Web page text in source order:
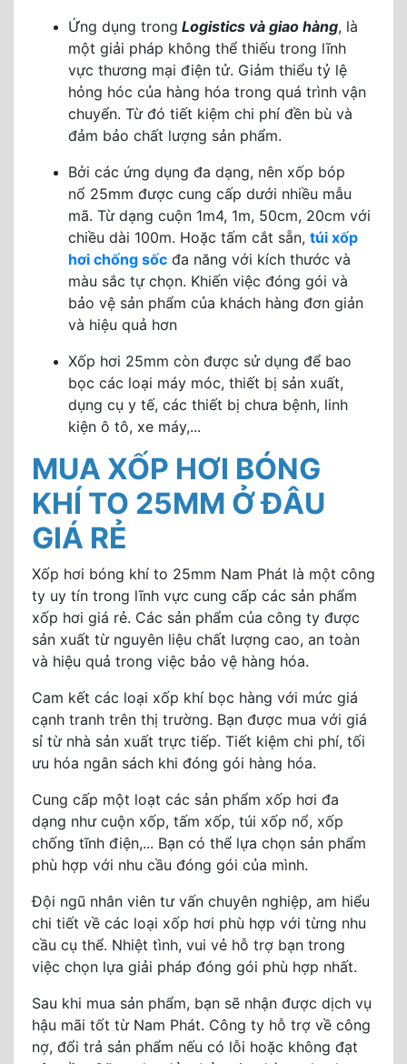
Ứng dụng trong Logistics và giao hàng, là
một giải pháp không thể thiếu trong lĩnh
vực thương mại điện tử. Giảm thiểu tỷ lệ
hỏng hóc của hàng hóa trong quá trình vận
chuyển. Từ đó tiết kiệm chi phí đền bù và
đảm bảo chất lượng sản phẩm.
Bởi các ứng dụng đa dạng, nên xốp bóp
nổ 25mm được cung cấp dưới nhiều mẫu
mã. Từ dạng cuộn 1m4, 1m, 50cm, 20cm với
chiều dài 100m. Hoặc tấm cắt sẵn, túi xốp
hơi chống sốc đa năng với kích thước và
màu sắc tự chọn. Khiến việc đóng gói và
bảo vệ sản phẩm của khách hàng đơn giản
và hiệu quả hơn
Xốp hơi 25mm còn được sử dụng để bao
bọc các loại máy móc, thiết bị sản xuất,
dụng cụ y tế, các thiết bị chưa bệnh, linh
kiện ô tô, xe máy,...
MUA XỐP HƠI BÓNG
KHÍ TO 25MM Ở ĐÂU
GIÁ RẺ
Xốp hơi bóng khí to 25mm Nam Phát là một công
ty uy tín trong lĩnh vực cung cấp các sản phẩm
xốp hơi giá rẻ. Các sản phẩm của công ty được
sản xuất từ nguyên liệu chất lượng cao, an toàn
và hiệu quả trong việc bảo vệ hàng hóa.
Cam kết các loại xốp khí bọc hàng với mức giá
cạnh tranh trên thị trường. Bạn được mua với giá
sỉ từ nhà sản xuất trực tiếp. Tiết kiệm chi phí, tối
ưu hóa ngân sách khi đóng gói hàng hóa.
Cung cấp một loạt các sản phẩm xốp hơi đa
dạng như cuộn xốp, tấm xốp, túi xốp nổ, xốp
chống tĩnh điện,... Bạn có thể lựa chọn sản phẩm
phù hợp với nhu cầu đóng gói của mình.
Đội ngũ nhân viên tư vấn chuyên nghiệp, am hiểu
chi tiết về các loại xốp hơi phù hợp với từng nhu
cầu cụ thể. Nhiệt tình, vui vẻ hỗ trợ bạn trong
việc chọn lựa giải pháp đóng gói phù hợp nhất.
Sau khi mua sản phẩm, bạn sẽ nhận được dịch vụ
hậu mãi tốt từ Nam Phát. Công ty hỗ trợ về công
nợ, đổi trả sản phẩm nếu có lỗi hoặc không đạt